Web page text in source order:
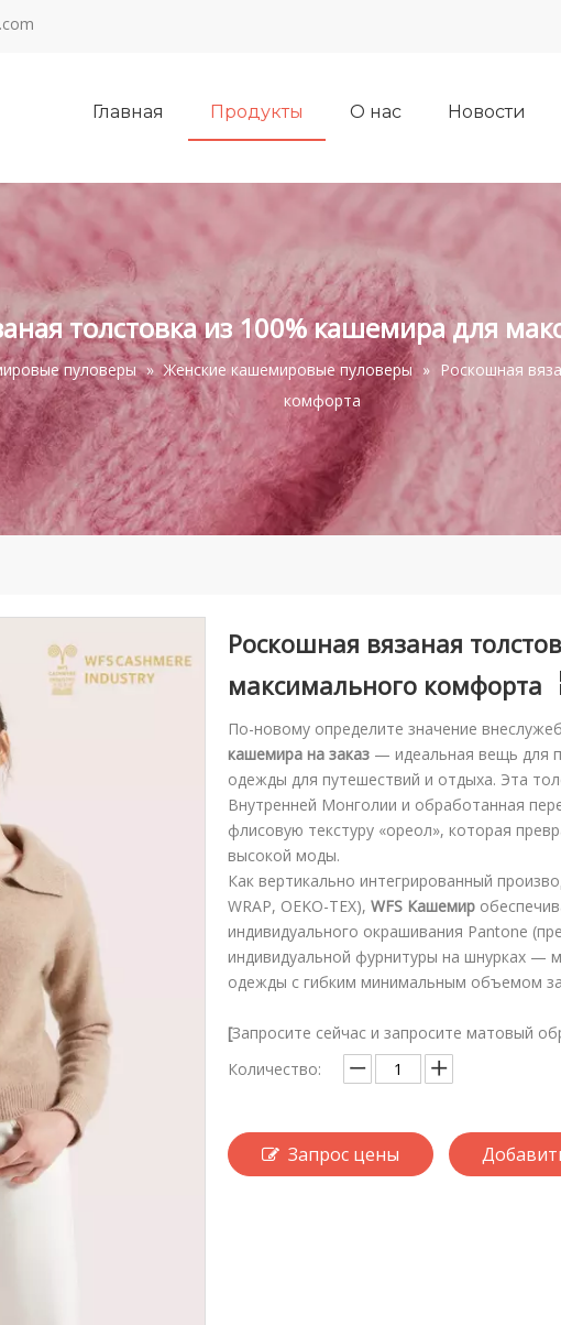
Главная Продукты О нас Новости
толстовка из 100% кашемира для
пуловеры » Женские кашемировые пуловеры » Роскошная
комфорта
Роскошная вязаная
максимального комфорта
По-новому определите значение
кашемира на заказ — идеальная вещь для
одежды для путешествий и отдыха. Эта
Внутренней Монголии и обработанная
флисовую текстуру «ореол», которая
высокой моды.
Как вертикально интегрированный
WRAP, OEKO-TEX), WFS Кашемир
индивидуального окрашивания Pantone
индивидуальной фурнитуры на шнурках —
одежды с гибким минимальным объемом
[Запросите сейчас и запросите матовый
Количество:
Запрос цены